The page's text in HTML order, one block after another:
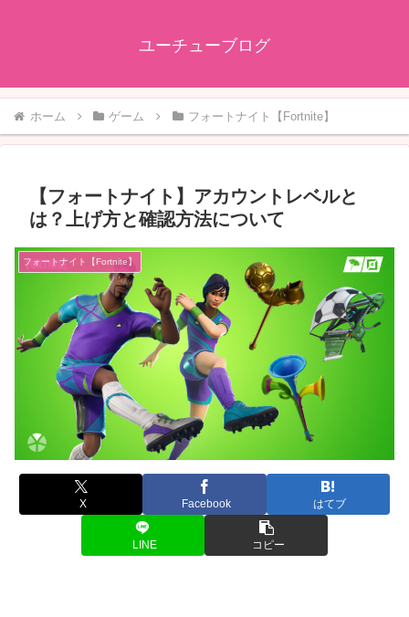
ユーチューブログ
ホーム ゲーム フォートナイト【Fortnite】
【フォートナイト】アカウントレベルと
は？上げ方と確認方法について
フォートナイト【Fortnite】
X Facebook はてブ
LINE コピー